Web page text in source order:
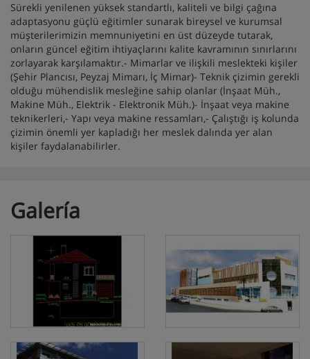
Sürekli yenilenen yüksek standartlı, kaliteli ve bilgi çağına
adaptasyonu güçlü eğitimler sunarak bireysel ve kurumsal
müşterilerimizin memnuniyetini en üst düzeyde tutarak,
onların güncel eğitim ihtiyaçlarını kalite kavramının sınırlarını
zorlayarak karşılamaktır.- Mimarlar ve ilişkili meslekteki kişiler
(Şehir Plancısı, Peyzaj Mimarı, İç Mimar)- Teknik çizimin gerekli
olduğu mühendislik mesleğine sahip olanlar (İnşaat Müh.,
Makine Müh., Elektrik - Elektronik Müh.)- İnşaat veya makine
teknikerleri,- Yapı veya makine ressamları,- Çalıştığı iş kolunda
çizimin önemli yer kapladığı her meslek dalında yer alan
kişiler faydalanabilirler.
Galería